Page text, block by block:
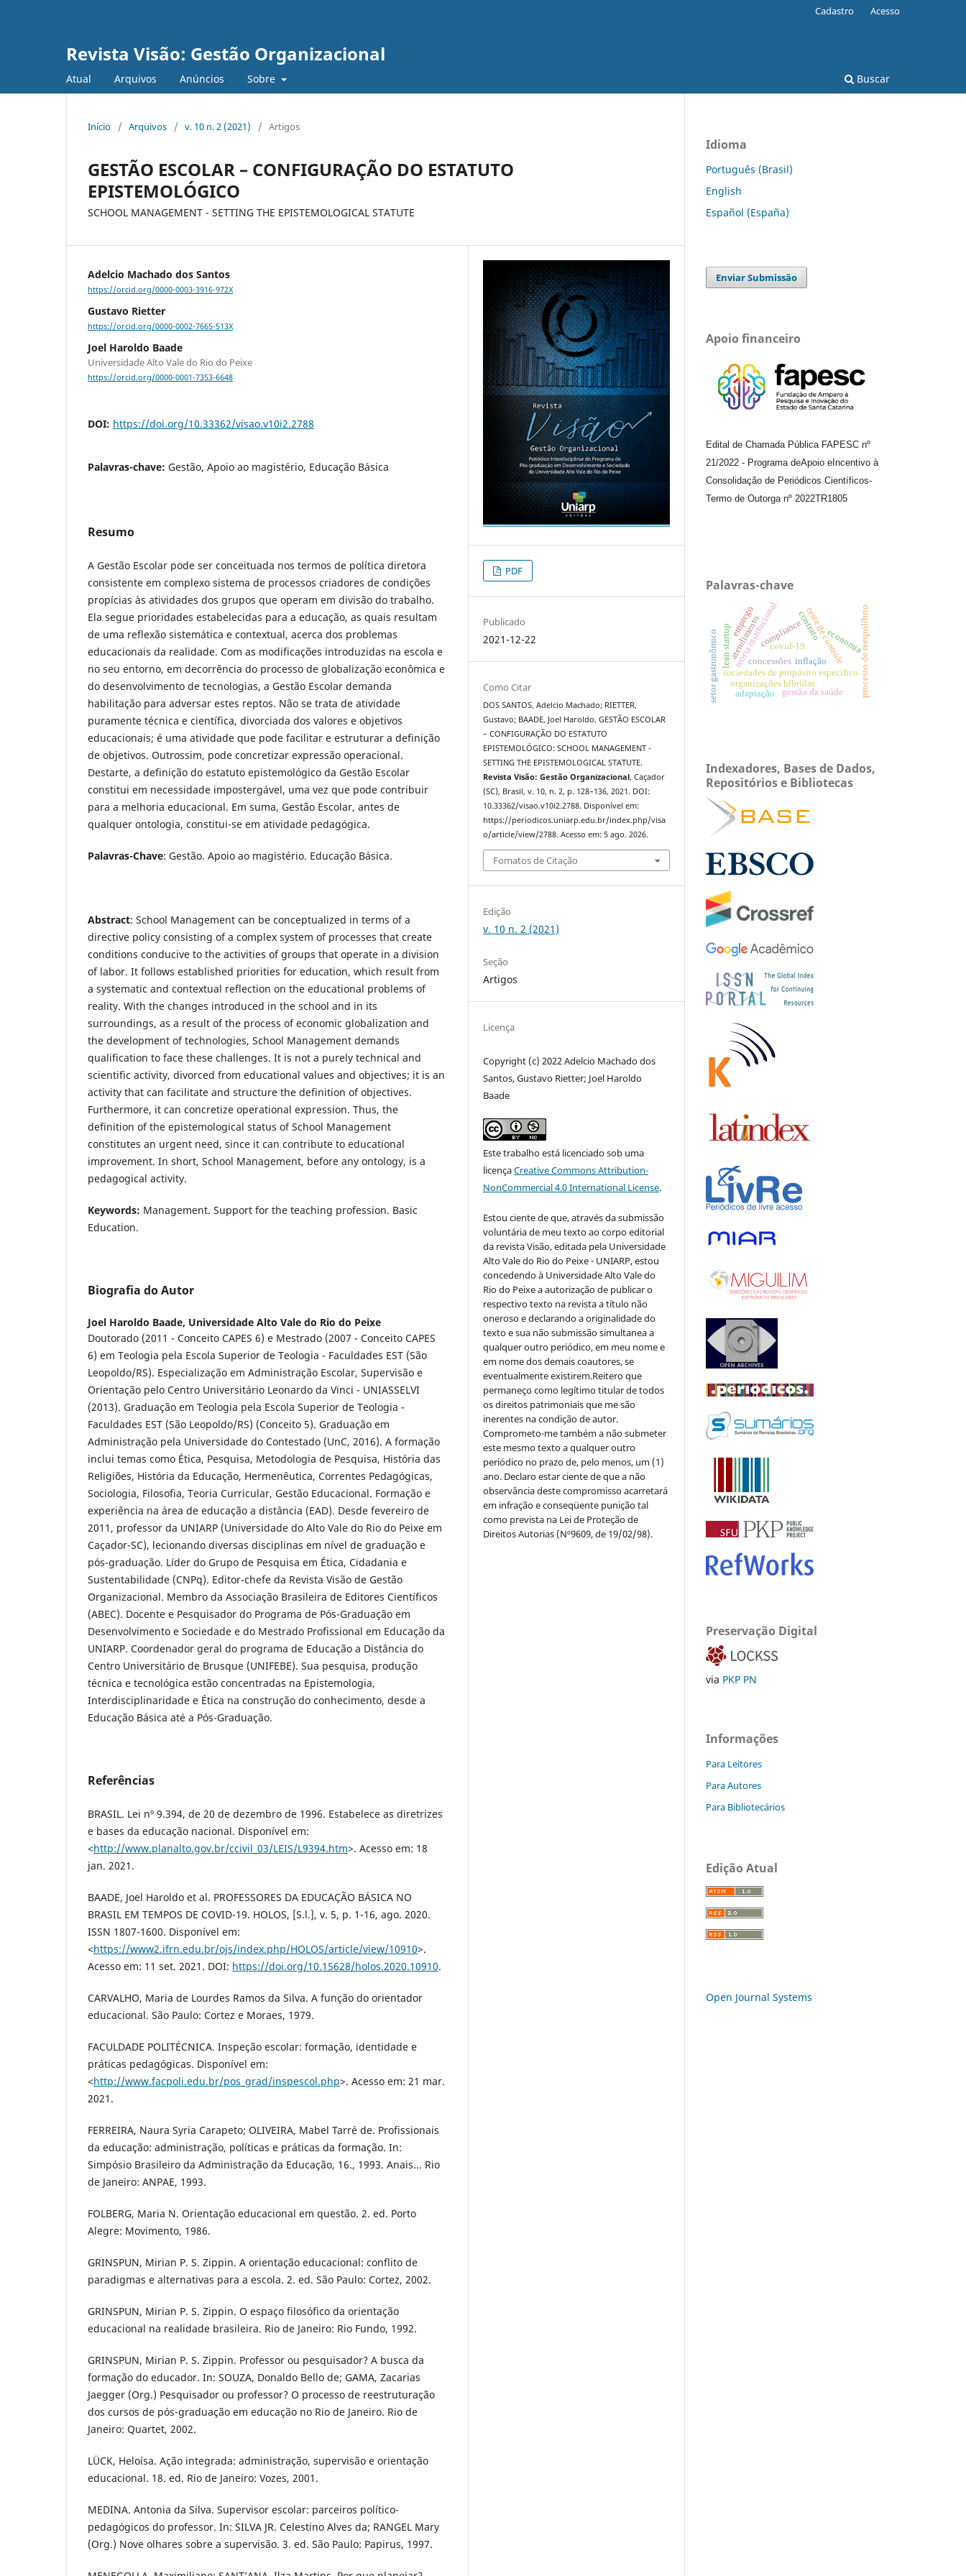
Revista Visão: Gestão Organizacional
Atual Arquivos Anúncios Sobre Buscar
Cadastro Acesso
Início / Arquivos / v. 10 n. 2 (2021) / Artigos
GESTÃO ESCOLAR – CONFIGURAÇÃO DO ESTATUTO
EPISTEMOLÓGICO
SCHOOL MANAGEMENT - SETTING THE EPISTEMOLOGICAL STATUTE
Adelcio Machado dos Santos
https://orcid.org/0000-0003-3916-972X
Gustavo Rietter
https://orcid.org/0000-0002-7665-513X
Joel Haroldo Baade
Universidade Alto Vale do Rio do Peixe
https://orcid.org/0000-0001-7353-6648
DOI: https://doi.org/10.33362/visao.v10i2.2788
Palavras-chave: Gestão, Apoio ao magistério, Educação Básica
Resumo
A Gestão Escolar pode ser conceituada nos termos de política diretora
consistente em complexo sistema de processos criadores de condições
propícias às atividades dos grupos que operam em divisão do trabalho.
Ela segue prioridades estabelecidas para a educação, as quais resultam
de uma reflexão sistemática e contextual, acerca dos problemas
educacionais da realidade. Com as modificações introduzidas na escola e
no seu entorno, em decorrência do processo de globalização econômica e
do desenvolvimento de tecnologias, a Gestão Escolar demanda
habilitação para adversar estes reptos. Não se trata de atividade
puramente técnica e científica, divorciada dos valores e objetivos
educacionais; é uma atividade que pode facilitar e estruturar a definição
de objetivos. Outrossim, pode concretizar expressão operacional.
Destarte, a definição do estatuto epistemológico da Gestão Escolar
constitui em necessidade impostergável, uma vez que pode contribuir
para a melhoria educacional. Em suma, Gestão Escolar, antes de
qualquer ontologia, constitui-se em atividade pedagógica.
Palavras-Chave: Gestão. Apoio ao magistério. Educação Básica.
Abstract: School Management can be conceptualized in terms of a
directive policy consisting of a complex system of processes that create
conditions conducive to the activities of groups that operate in a division
of labor. It follows established priorities for education, which result from
a systematic and contextual reflection on the educational problems of
reality. With the changes introduced in the school and in its
surroundings, as a result of the process of economic globalization and
the development of technologies, School Management demands
qualification to face these challenges. It is not a purely technical and
scientific activity, divorced from educational values and objectives; it is an
activity that can facilitate and structure the definition of objectives.
Furthermore, it can concretize operational expression. Thus, the
definition of the epistemological status of School Management
constitutes an urgent need, since it can contribute to educational
improvement. In short, School Management, before any ontology, is a
pedagogical activity.
Keywords: Management. Support for the teaching profession. Basic
Education.
Biografia do Autor
Joel Haroldo Baade, Universidade Alto Vale do Rio do Peixe
Doutorado (2011 - Conceito CAPES 6) e Mestrado (2007 - Conceito CAPES
6) em Teologia pela Escola Superior de Teologia - Faculdades EST (São
Leopoldo/RS). Especialização em Administração Escolar, Supervisão e
Orientação pelo Centro Universitário Leonardo da Vinci - UNIASSELVI
(2013). Graduação em Teologia pela Escola Superior de Teologia -
Faculdades EST (São Leopoldo/RS) (Conceito 5). Graduação em
Administração pela Universidade do Contestado (UnC, 2016). A formação
inclui temas como Ética, Pesquisa, Metodologia de Pesquisa, História das
Religiões, História da Educação, Hermenêutica, Correntes Pedagógicas,
Sociologia, Filosofia, Teoria Curricular, Gestão Educacional. Formação e
experiência na área de educação a distância (EAD). Desde fevereiro de
2011, professor da UNIARP (Universidade do Alto Vale do Rio do Peixe em
Caçador-SC), lecionando diversas disciplinas em nível de graduação e
pós-graduação. Líder do Grupo de Pesquisa em Ética, Cidadania e
Sustentabilidade (CNPq). Editor-chefe da Revista Visão de Gestão
Organizacional. Membro da Associação Brasileira de Editores Científicos
(ABEC). Docente e Pesquisador do Programa de Pós-Graduação em
Desenvolvimento e Sociedade e do Mestrado Profissional em Educação da
UNIARP. Coordenador geral do programa de Educação a Distância do
Centro Universitário de Brusque (UNIFEBE). Sua pesquisa, produção
técnica e tecnológica estão concentradas na Epistemologia,
Interdisciplinaridade e Ética na construção do conhecimento, desde a
Educação Básica até a Pós-Graduação.
Referências
BRASIL. Lei nº 9.394, de 20 de dezembro de 1996. Estabelece as diretrizes
e bases da educação nacional. Disponível em:
<http://www.planalto.gov.br/ccivil_03/LEIS/L9394.htm>. Acesso em: 18
jan. 2021.
BAADE, Joel Haroldo et al. PROFESSORES DA EDUCAÇÃO BÁSICA NO
BRASIL EM TEMPOS DE COVID-19. HOLOS, [S.l.], v. 5, p. 1-16, ago. 2020.
ISSN 1807-1600. Disponível em:
<https://www2.ifrn.edu.br/ojs/index.php/HOLOS/article/view/10910>.
Acesso em: 11 set. 2021. DOI: https://doi.org/10.15628/holos.2020.10910.
CARVALHO, Maria de Lourdes Ramos da Silva. A função do orientador
educacional. São Paulo: Cortez e Moraes, 1979.
FACULDADE POLITÉCNICA. Inspeção escolar: formação, identidade e
práticas pedagógicas. Disponível em:
<http://www.facpoli.edu.br/pos_grad/inspescol.php>. Acesso em: 21 mar.
2021.
FERREIRA, Naura Syria Carapeto; OLIVEIRA, Mabel Tarré de. Profissionais
da educação: administração, políticas e práticas da formação. In:
Simpósio Brasileiro da Administração da Educação, 16., 1993. Anais... Rio
de Janeiro: ANPAE, 1993.
FOLBERG, Maria N. Orientação educacional em questão. 2. ed. Porto
Alegre: Movimento, 1986.
GRINSPUN, Mirian P. S. Zippin. A orientação educacional: conflito de
paradigmas e alternativas para a escola. 2. ed. São Paulo: Cortez, 2002.
GRINSPUN, Mirian P. S. Zippin. O espaço filosófico da orientação
educacional na realidade brasileira. Rio de Janeiro: Rio Fundo, 1992.
GRINSPUN, Mirian P. S. Zippin. Professor ou pesquisador? A busca da
formação do educador. In: SOUZA, Donaldo Bello de; GAMA, Zacarias
Jaegger (Org.) Pesquisador ou professor? O processo de reestruturação
dos cursos de pós-graduação em educação no Rio de Janeiro. Rio de
Janeiro: Quartet, 2002.
LÜCK, Heloísa. Ação integrada: administração, supervisão e orientação
educacional. 18. ed. Rio de Janeiro: Vozes, 2001.
MEDINA. Antonia da Silva. Supervisor escolar: parceiros político-
pedagógicos do professor. In: SILVA JR. Celestino Alves da; RANGEL Mary
(Org.) Nove olhares sobre a supervisão. 3. ed. São Paulo: Papirus, 1997.
PDF
Publicado
2021-12-22
Como Citar
DOS SANTOS, Adelcio Machado; RIETTER,
Gustavo; BAADE, Joel Haroldo. GESTÃO ESCOLAR
– CONFIGURAÇÃO DO ESTATUTO
EPISTEMOLÓGICO: SCHOOL MANAGEMENT -
SETTING THE EPISTEMOLOGICAL STATUTE.
Revista Visão: Gestão Organizacional, Caçador
(SC), Brasil, v. 10, n. 2, p. 128–136, 2021. DOI:
10.33362/visao.v10i2.2788. Disponível em:
https://periodicos.uniarp.edu.br/index.php/visa
o/article/view/2788. Acesso em: 5 ago. 2026.
Fomatos de Citação
Edição
v. 10 n. 2 (2021)
Seção
Artigos
Licença
Copyright (c) 2022 Adelcio Machado dos
Santos, Gustavo Rietter; Joel Haroldo
Baade
Este trabalho está licenciado sob uma
licençaCreative Commons Attribution-
NonCommercial 4.0 International License.
Estou ciente de que, através da submissão
voluntária de meu texto ao corpo editorial
da revista Visão, editada pela Universidade
Alto Vale do Rio do Peixe - UNIARP, estou
concedendo à Universidade Alto Vale do
Rio do Peixe a autorização de publicar o
respectivo texto na revista a título não
oneroso e declarando a originalidade do
texto e sua não submissão simultanea a
qualquer outro periódico, em meu nome e
em nome dos demais coautores, se
eventualmente existirem.Reitero que
permaneço como legítimo titular de todos
os direitos patrimoniais que me são
inerentes na condição de autor.
Comprometo-me também a não submeter
este mesmo texto a qualquer outro
periódico no prazo de, pelo menos, um (1)
ano. Declaro estar ciente de que a não
observância deste compromisso acarretará
em infração e conseqüente punição tal
como prevista na Lei de Proteção de
Direitos Autorias (Nº9609, de 19/02/98).
Idioma
Português (Brasil)
English
Español (España)
Enviar Submissão
Apoio financeiro
Edital de Chamada Pública FAPESC nº
21/2022 - Programa deApoio e Incentivo à
Consolidação de Periódicos Científicos-
Termo de Outorga nº 2022TR1805
Palavras-chave
covid-19.
concessões
sociedades de propósito específico
organizações híbridas.
teoria institucional. teste de controle
compliance
lean startup
setor gastronômico adaptação gestão da saúde
atendimento economia
emprego contrato processo de reequilíbrio
inflação
Indexadores, Bases de Dados,
Repositórios e Bibliotecas
Preservação Digital
via PKP PN
Informações
Para Leitores
Para Autores
Para Bibliotecários
Edição Atual
Open Journal Systems